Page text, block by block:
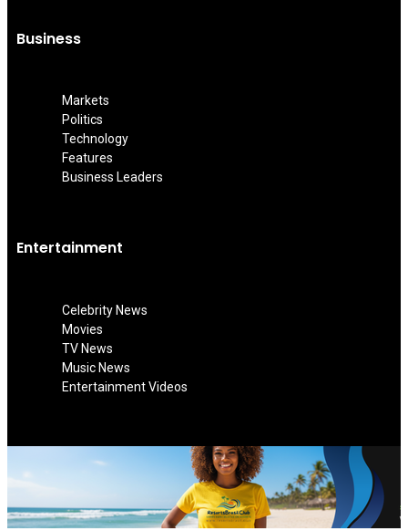
Business
Markets
Politics
Technology
Features
Business Leaders
Entertainment
Celebrity News
Movies
TV News
Music News
Entertainment Videos